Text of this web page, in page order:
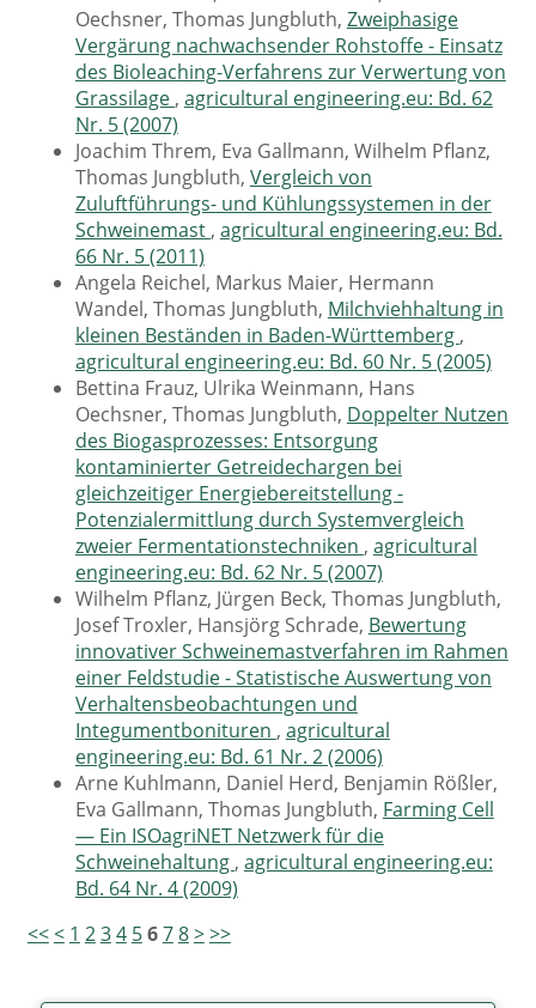
Oechsner, Thomas Jungbluth, Zweiphasige
Vergärung nachwachsender Rohstoffe - Einsatz
des Bioleaching-Verfahrens zur Verwertung von
Grassilage , agricultural engineering.eu: Bd. 62
Nr. 5 (2007)
Joachim Threm, Eva Gallmann, Wilhelm Pflanz,
Thomas Jungbluth, Vergleich von
Zuluftführungs- und Kühlungssystemen in der
Schweinemast , agricultural engineering.eu: Bd.
66 Nr. 5 (2011)
Angela Reichel, Markus Maier, Hermann
Wandel, Thomas Jungbluth, Milchviehhaltung in
kleinen Beständen in Baden-Württemberg ,
agricultural engineering.eu: Bd. 60 Nr. 5 (2005)
Bettina Frauz, Ulrika Weinmann, Hans
Oechsner, Thomas Jungbluth, Doppelter Nutzen
des Biogasprozesses: Entsorgung
kontaminierter Getreidechargen bei
gleichzeitiger Energiebereitstellung -
Potenzialermittlung durch Systemvergleich
zweier Fermentationstechniken , agricultural
engineering.eu: Bd. 62 Nr. 5 (2007)
Wilhelm Pflanz, Jürgen Beck, Thomas Jungbluth,
Josef Troxler, Hansjörg Schrade, Bewertung
innovativer Schweinemastverfahren im Rahmen
einer Feldstudie - Statistische Auswertung von
Verhaltensbeobachtungen und
Integumentbonituren , agricultural
engineering.eu: Bd. 61 Nr. 2 (2006)
Arne Kuhlmann, Daniel Herd, Benjamin Rößler,
Eva Gallmann, Thomas Jungbluth, Farming Cell
— Ein ISOagriNET Netzwerk für die
Schweinehaltung , agricultural engineering.eu:
Bd. 64 Nr. 4 (2009)
<<< 1 234 5678>>>